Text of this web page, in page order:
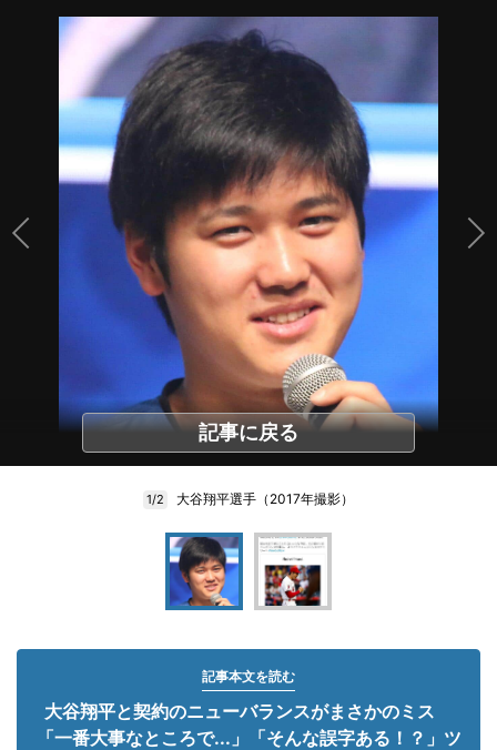
記事に戻る
1/2 大谷翔平選手（2017年撮影）
記事本文を読む
大谷翔平と契約のニューバランスがまさかのミス
「一番大事なところで...」「そんな誤字ある！？」ツ